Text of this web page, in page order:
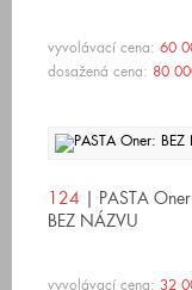
vyvolávací cena: 60
dosažená cena: 80
124 | PASTA
BEZ NÁZVU
vyvolávací cena: 32